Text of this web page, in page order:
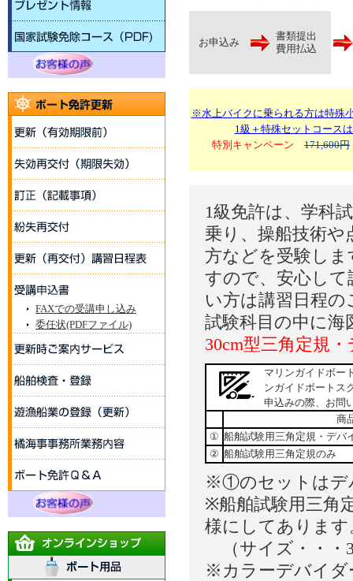
FAXでの受講申し込み
委任状(PDFファイル)
お申込み
書類提出
費用払込
※水上バイクに乗られる方は特殊
1級＋特殊セットコース
特別キャンペーン 171,600円
1級免許は、学科
乗り、操船技術
方などを受験しま
すので、安心し
い方は講習日程
試験科目の中に海
30cm型三角定規
マリンガイドボー
ンガイドボートス
申込みの際、お問
商
① 船舶試験用三角定規・デバ
② 船舶試験用三角定規のみ
※①のセットはデ
※船舶試験用三角
様にしてあります
（サイズ・・・
※カラーデバイダ